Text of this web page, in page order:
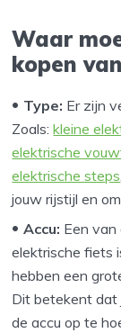
Waar
kopen
Type: Er zijn
Zoals:kleine
elektrische
elektrische steps
jouw rijstijl en
Accu: Een van
elektrische fiets
hebben een
Dit betekent dat
de accu op te